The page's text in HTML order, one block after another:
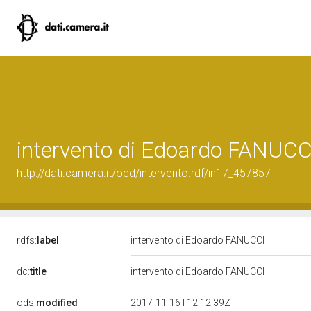
intervento di Edoardo
http://dati.camera.it/ocd/intervento.rdf/in17_457857
rdfs: label intervento di Edoardo FANUCCI
dc:title intervento di Edoardo FANUCCI
ods:modified 2017-11-16T12:12:39Z